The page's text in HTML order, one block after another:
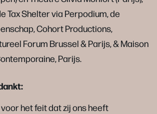
Tax Shelter via Perpodium, de
Cohort Productions,
Forum Brussel & Parijs, & Maison
Parijs.
voor het feit dat zij ons heeft